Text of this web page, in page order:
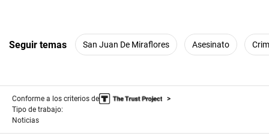
Seguir temas San Juan De Miraflores Asesinato
Conforme a los criterios de
Tipo de trabajo:
Noticias